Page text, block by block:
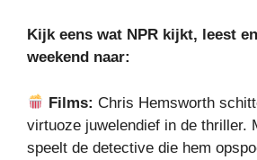
Kijk eens wat NPR kijkt, leest
weekend naar:
Films:Chris Hemsworth
virtuoze juwelendief in de thriller.
speelt de detective die hem